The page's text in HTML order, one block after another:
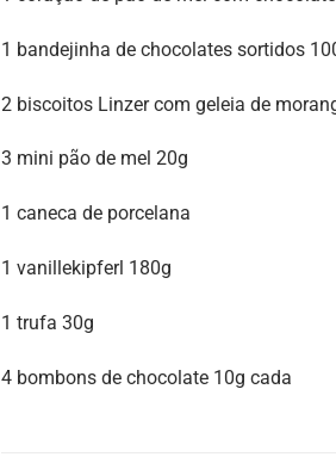
1 bandejinha de chocolates sortidos
2 biscoitos Linzer com geleia de
3 mini pão de mel 20g
1 caneca de porcelana
1 vanillekipferl 180g
1 trufa 30g
4 bombons de chocolate 10g cada